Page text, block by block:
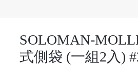
SOLOMAN-
式側袋 (一組2入)